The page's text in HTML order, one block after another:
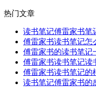
热门文章
读书笔记傅雷家书笔
傅雷家书读书笔记怎
傅雷家书的读书笔记
傅雷家书读书笔记读
傅雷家书读书笔记的
读书笔记傅雷家书的